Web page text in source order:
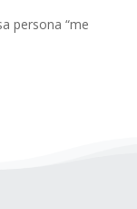
persona “me